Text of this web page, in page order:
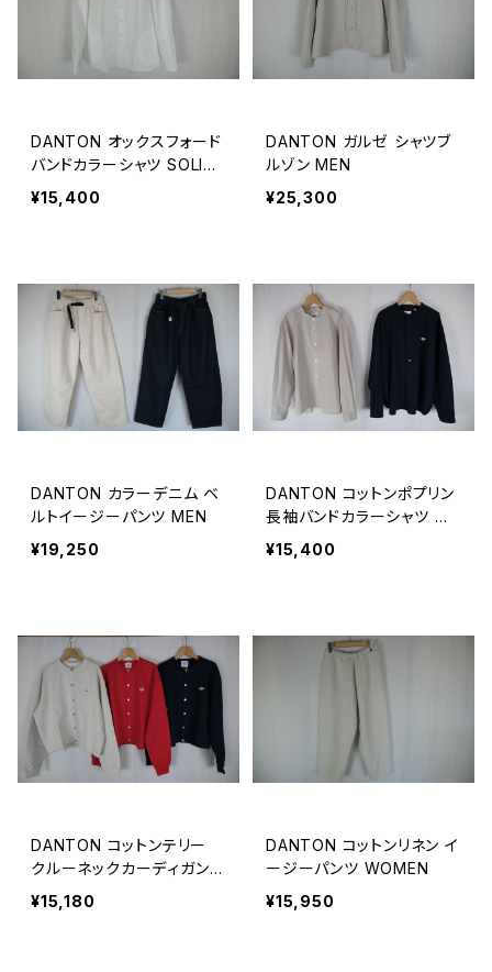
DANTON オックスフォード
バンドカラーシャツ SOLID
MEN
¥15,400
DANTON ガルゼ シャツブ
ルゾン MEN
¥25,300
DANTON カラーデニム ベ
ルトイージーパンツ MEN
¥19,250
DANTON コットンポプリン
長袖バンドカラーシャツ W
OMEN
¥15,400
DANTON コットンテリー
クルーネックカーディガン
WOMEN
¥15,180
DANTON コットンリネン イ
ージーパンツ WOMEN
¥15,950